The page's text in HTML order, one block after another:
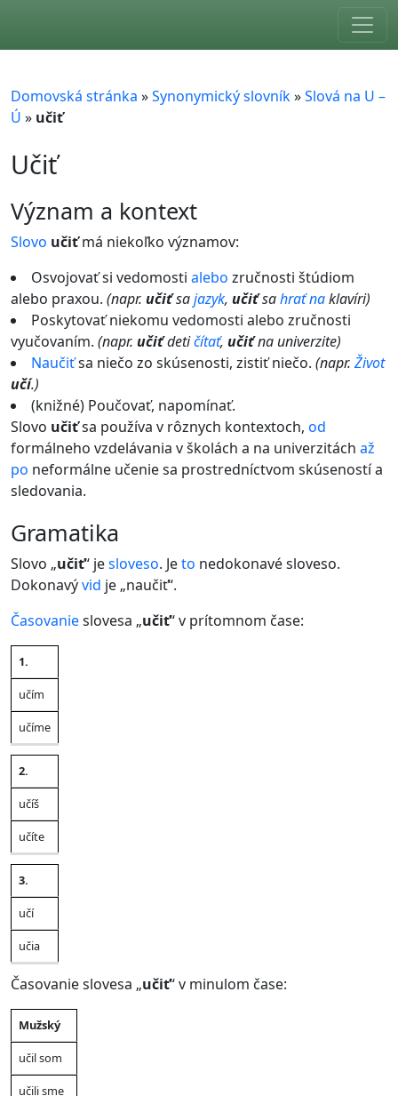
Domovská stránka »Synonymický slovník»Slová na U –
Ú » učiť
Učiť
význam a kontext
Slovo učiťmá niekoľko významov:
Osvojovať si vedomosti alebo zručnosti štúdiom
alebo praxou. (napr. učiťsajazyk, učiťsahraťnaklavíri)
Poskytovať niekomu vedomosti alebo zručnosti
vyučovaním. (napr. učiťdetičítať, učiťna univerzite)
Naučiťsa niečo zo skúsenosti, zistiť niečo. (napr. Život
učí.)
(knižné) Poučovať, napomínať.
Slovo učiťsa používa v rôznych kontextoch, od
formálneho vzdelávania v školách a na univerzitách až
po neformálne učenie sa prostredníctvom skúseností a
sledovania.
gramatika
Slovo „učiť“ jesloveso. Jeto nedokonavé sloveso.
Dokonavývid je „naučiť“.
Časovanieslovesa „učiť“ v prítomnom čase:
Osoba
1.
učím
učíme
2.
učíš
učíte
3.
učí
učia
Časovanie slovesa „učiť“ v minulom čase:
Rod
číslo
Mužský
učil som
učili sme